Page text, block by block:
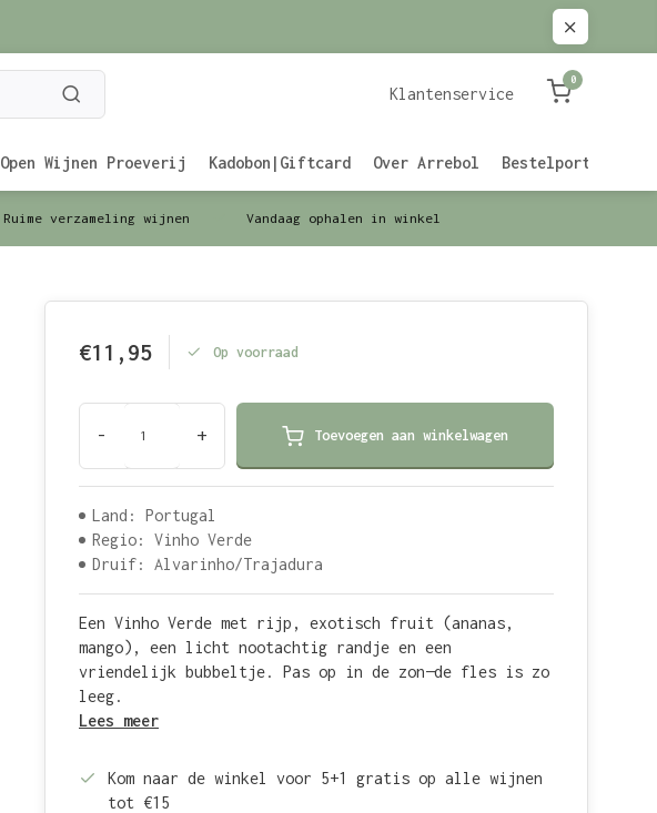
Klantenservice
0
Open Wijnen Proeverij Kadobon|Giftcard Over Arrebol Bestelportaal
Ruime verzameling wijnen Vandaag ophalen in winkel
€11,95 Op voorraad
- + Toevoegen aan winkelwagen
Land: Portugal
Regio: Vinho Verde
Druif: Alvarinho/Trajadura
Een Vinho Verde met rijp, exotisch fruit (ananas,
mango), een licht nootachtig randje en een
vriendelijk bubbeltje. Pas op in de zon—de fles is zo
leeg.
Lees meer
Kom naar de winkel voor 5+1 gratis op alle wijnen
tot €15